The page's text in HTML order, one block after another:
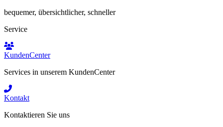
bequemer, übersichtlicher, schneller
Service
KundenCenter
Services in unserem KundenCenter
Kontakt
Kontaktieren Sie uns